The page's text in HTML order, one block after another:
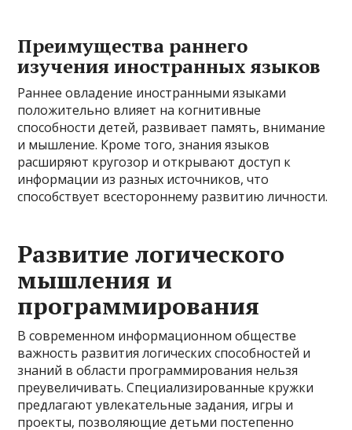
Преимущества раннего
изучения иностранных языков
Раннее овладение иностранными языками
положительно влияет на когнитивные
способности детей, развивает память, внимание
и мышление. Кроме того, знания языков
расширяют кругозор и открывают доступ к
информации из разных источников, что
способствует всестороннему развитию личности.
Развитие логического
мышления и
программирования
В современном информационном обществе
важность развития логических способностей и
знаний в области программирования нельзя
преувеличивать. Специализированные кружки
предлагают увлекательные задания, игры и
проекты, позволяющие детьми постепенно